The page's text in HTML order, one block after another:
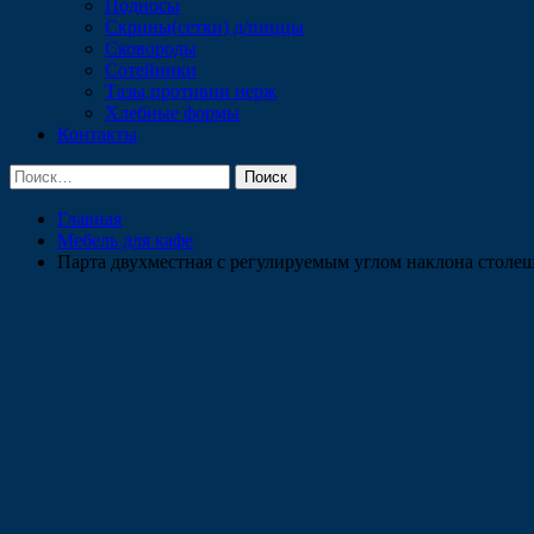
Подносы
Скрины(сетки) д/пиццы
Сковороды
Сотейники
Тазы,противни нерж
Хлебные формы
Контакты
Найти:
Главная
Мебель для кафе
Парта двухместная с регулируемым углом наклона